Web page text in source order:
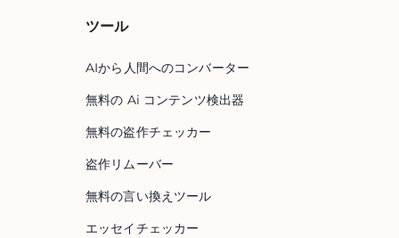
ツール
AIから人間へのコンバーター
無料の Ai コンテンツ検出器
無料の盗作チェッカー
盗作リムーバー
無料の言い換えツール
エッセイチェッカー